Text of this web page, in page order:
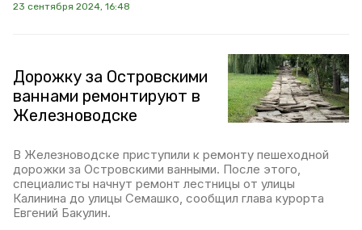
23 сентября 2024, 16:48
Дорожку за Островскими
ваннами ремонтируют в
Железноводске
В Железноводске приступили к ремонту пешеходной
дорожки за Островскими ванными. После этого,
специалисты начнут ремонт лестницы от улицы
Калинина до улицы Семашко, сообщил глава курорта
Евгений Бакулин.